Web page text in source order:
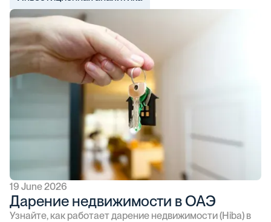
личные споры, развод, претензии кредиторов или
непредвиденные события могут привести к заморозке
активов и долгим судебным процедурам. Правильная
структура снимает эти риски — но инструмент нужно
подбирать под конкретную ситуацию, а не «по
умолчанию».
19 June 2026
Дарение недвижимости в ОАЭ
Узнайте, как работает дарение недвижимости (Hiba) в